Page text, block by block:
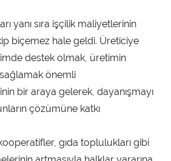
yanı sıra işçilik maliyetlerinin
biçemez hale geldi. Üreticiye
destek olmak, üretimin
önemli
bir araya gelerek, dayanışmayı
çözümüne katkı
gıda toplulukları gibi